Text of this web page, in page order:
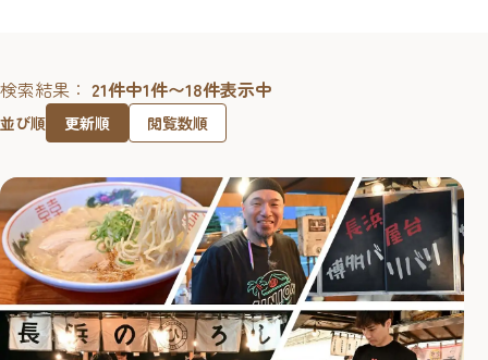
検索結果： 21件中1件〜18件表示中
並び順 更新順 閲覧数順